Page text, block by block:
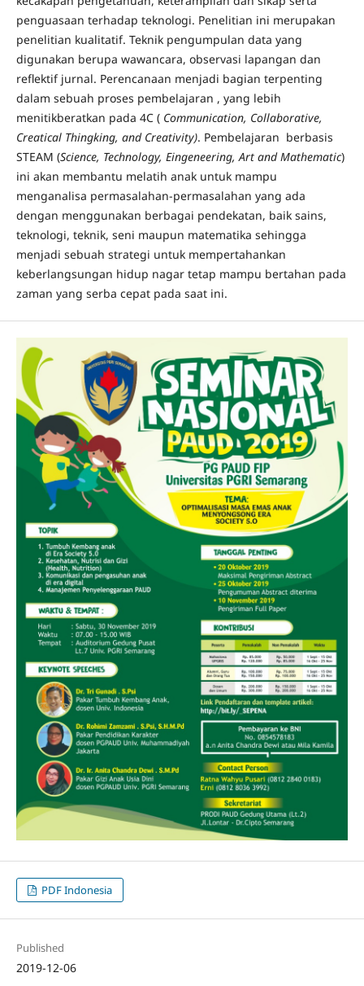
penguasaan terhadap teknologi. Penelitian ini merupakan
penelitian kualitatif. Teknik pengumpulan data yang
digunakan berupa wawancara, observasi lapangan dan
reflektif jurnal. Perencanaan menjadi bagian terpenting
dalam sebuah proses pembelajaran , yang lebih
menitikberatkan pada 4C ( Communication, Collaborative,
Creatical Thingking, and Creativity). Pembelajaran berbasis
STEAM (Science, Technology, Eingeneering, Art and Mathematic)
ini akan membantu melatih anak untuk mampu
menganalisa permasalahan-permasalahan yang ada
dengan menggunakan berbagai pendekatan, baik sains,
teknologi, teknik, seni maupun matematika sehingga
menjadi sebuah strategi untuk mempertahankan
keberlangsungan hidup nagar tetap mampu bertahan pada
zaman yang serba cepat pada saat ini.
PDF Indonesia
Published
2019-12-06